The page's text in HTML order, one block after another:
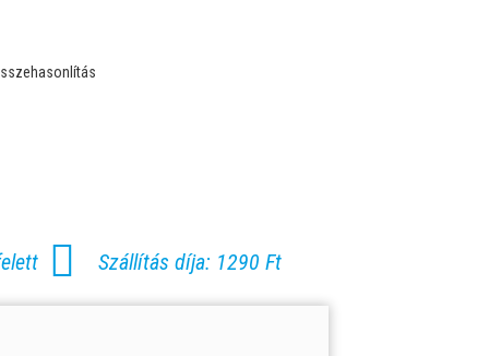
Szállítás díja: 1290 Ft